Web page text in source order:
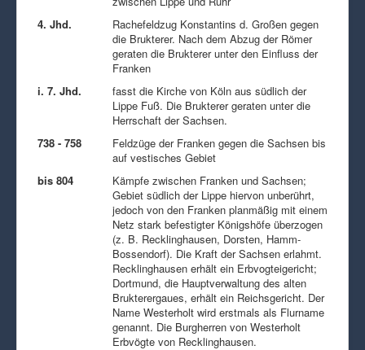
4. Jhd.
Rachefeldzug Konstantins d. Großen gegen
die Brukterer. Nach dem Abzug der Römer
geraten die Brukterer unter den Einfluss der
Franken
i. 7. Jhd.
fasst die Kirche von Köln aus südlich der
Lippe Fuß. Die Brukterer geraten unter die
Herrschaft der Sachsen.
738 - 758
Feldzüge der Franken gegen die Sachsen bis
auf vestisches Gebiet
bis 804
Kämpfe zwischen Franken und Sachsen;
Gebiet südlich der Lippe hiervon unberührt,
jedoch von den Franken planmäßig mit einem
Netz stark befestigter Königshöfe überzogen
(z. B. Recklinghausen, Dorsten, Hamm-
Bossendorf). Die Kraft der Sachsen erlahmt.
Recklinghausen erhält ein Erbvogteigericht;
Dortmund, die Hauptverwaltung des alten
Brukterergaues, erhält ein Reichsgericht. Der
Name Westerholt wird erstmals als Flurname
genannt. Die Burgherren von Westerholt
Erbvögte von Recklinghausen.